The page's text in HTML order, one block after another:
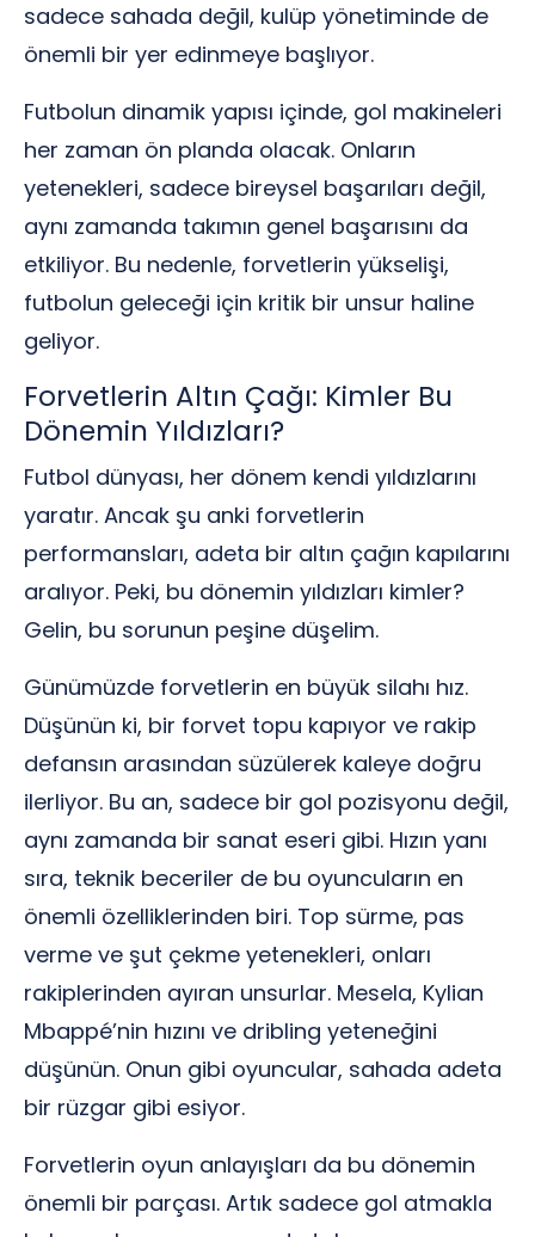
sadece sahada değil, kulüp yönetiminde de
önemli bir yer edinmeye başlıyor.
Futbolun dinamik yapısı içinde, gol makineleri
her zaman ön planda olacak. Onların
yetenekleri, sadece bireysel başarıları değil,
aynı zamanda takımın genel başarısını da
etkiliyor. Bu nedenle, forvetlerin yükselişi,
futbolun geleceği için kritik bir unsur haline
geliyor.
Forvetlerin Altın Çağı: Kimler Bu
Dönemin Yıldızları?
Futbol dünyası, her dönem kendi yıldızlarını
yaratır. Ancak şu anki forvetlerin
performansları, adeta bir altın çağın kapılarını
aralıyor. Peki, bu dönemin yıldızları kimler?
Gelin, bu sorunun peşine düşelim.
Günümüzde forvetlerin en büyük silahı hız.
Düşünün ki, bir forvet topu kapıyor ve rakip
defansın arasından süzülerek kaleye doğru
ilerliyor. Bu an, sadece bir gol pozisyonu değil,
aynı zamanda bir sanat eseri gibi. Hızın yanı
sıra, teknik beceriler de bu oyuncuların en
önemli özelliklerinden biri. Top sürme, pas
verme ve şut çekme yetenekleri, onları
rakiplerinden ayıran unsurlar. Mesela, Kylian
Mbappé’nin hızını ve dribling yeteneğini
düşünün. Onun gibi oyuncular, sahada adeta
bir rüzgar gibi esiyor.
Forvetlerin oyun anlayışları da bu dönemin
önemli bir parçası. Artık sadece gol atmakla